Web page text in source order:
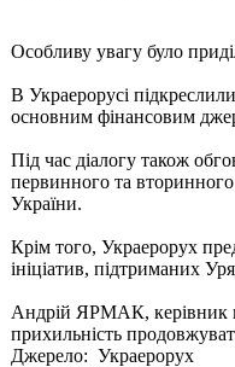
Особливу увагу було
В Украерорусі
основним фінансовим
Під час діалогу також
первинного та вторинного
України.
Крім того, Украерорух
ініціатив, підтриманих
Андрій ЯРМАК, керівник
прихильність
Джерело: Украерорух